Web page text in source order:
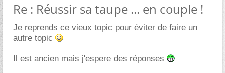
Re : Réussir sa taupe ... en couple !
Je reprends ce vieux topic pour éviter de faire un
autre topic
Il est ancien mais j'espere des réponses